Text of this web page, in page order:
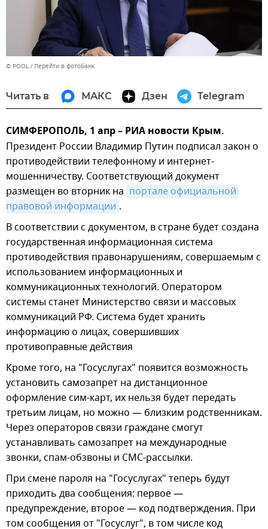
© POOL Перейти в фотобанк
Читать в МАКС Дзен Telegram
СИМФЕРОПОЛЬ, 1 апр – РИА новости Крым.
Президент России Владимир Путин подписал закон о
противодействии телефонному и интернет-
мошенничеству. Соответствующий документ
размещен во вторник на портале официальной
правовой информации .
В соответствии с документом, в стране будет создана
государственная информационная система
противодействия правонарушениям, совершаемым с
использованием информационных и
коммуникационных технологий. Оператором
системы станет Министерство связи и массовых
коммуникаций РФ. Система будет хранить
информацию о лицах, совершивших
противоправные действия
Кроме того, на "Госуслугах" появится возможность
установить самозапрет на дистанционное
оформление сим-карт, их нельзя будет передать
третьим лицам, но можно — близким родственникам.
Через операторов связи граждане смогут
устанавливать самозапрет на международные
звонки, спам-обзвоны и СМС-рассылки.
При смене пароля на "Госуслугах" теперь будут
приходить два сообщения: первое —
предупреждение, второе — код подтверждения. При
том сообщения от "Госуслуг", в том числе код